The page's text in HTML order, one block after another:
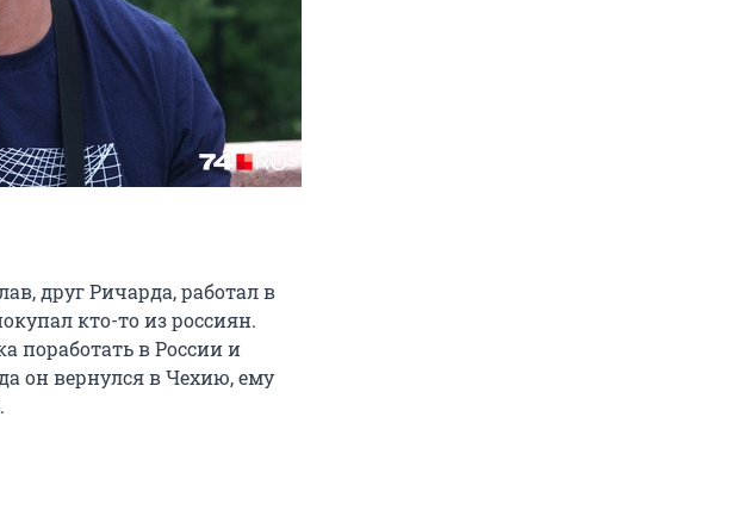
друг Ричарда, работал в
кто-то из россиян.
поработать в России и
он вернулся в Чехию, ему